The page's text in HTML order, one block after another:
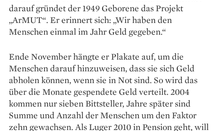
darauf gründet der 1949 Geborene das Projekt
„ArMUT“. Er erinnert sich: „Wir haben den
Menschen einmal im Jahr Geld gegeben.“
Ende November hängte er Plakate auf, um die
Menschen darauf hinzuweisen, dass sie sich Geld
abholen können, wenn sie in Not sind. So wird das
über die Monate gespendete Geld verteilt. 2004
kommen nur sieben Bittsteller, Jahre später sind
Summe und Anzahl der Menschen um den Faktor
zehn gewachsen. Als Luger 2010 in Pension geht, will